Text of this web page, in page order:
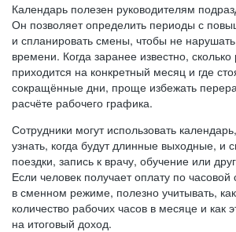
Календарь полезен руководителям
Он позволяет определить периоды с
и спланировать смены, чтобы не
времени. Когда заранее известно,
приходится на конкретный месяц и где
сокращённые дни, проще избежать
расчёте рабочего графика.
Сотрудники могут использовать
узнать, когда будут длинные выходные, и
поездки, запись к врачу, обучение или
Если человек получает оплату по часовой
в сменном режиме, полезно учитывать,
количество рабочих часов в месяце и как
на итоговый доход.